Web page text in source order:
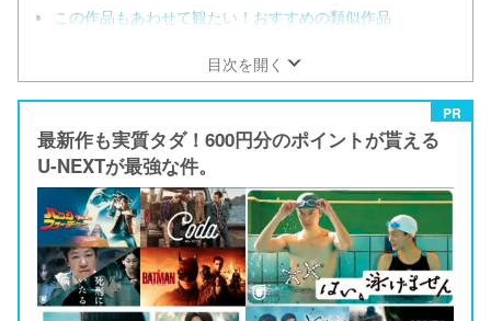
この作品もあわせて観たい！おすすめの類似作品
目次を開く
PR
最新作も実質タダ！600円分のポイントが貰える
U-NEXTが最強な件。